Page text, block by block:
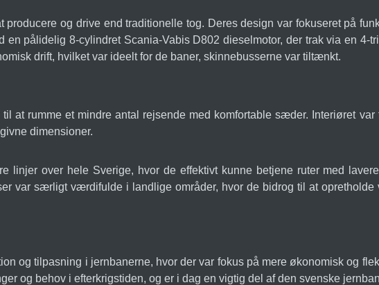
og drive end traditionelle tog. Deres design var fokuseret på
pålidelig 8-cylindret Scania-Vabis D802 dieselmotor, der trak via en 4-
drift, hvilket var ideelt for de baner, skinnebusserne var tiltænkt.
at rumme et mindre antal rejsende med komfortable sæder. Interiøret
dimensioner.
over hele Sverige, hvor de effektivt kunne betjene ruter med
var særligt værdifulde i landlige områder, hvor de bidrog til at opretholde
og tilpasning i jernbanerne, hvor der var fokus på mere økonomisk og
og behov i efterkrigstiden, og er i dag en vigtig del af den svenske